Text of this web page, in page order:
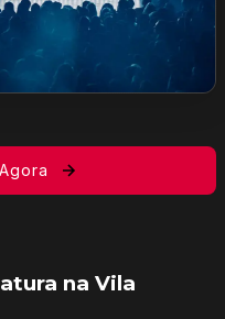
na Vila